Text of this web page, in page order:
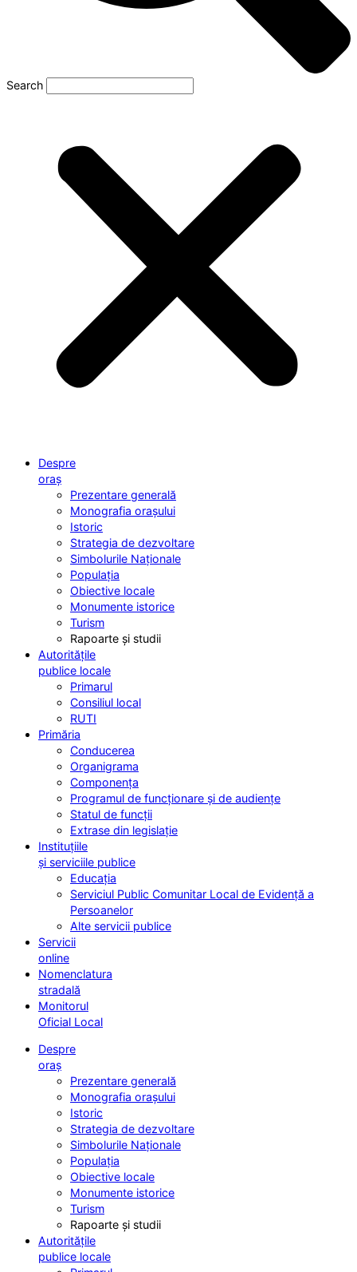
Search
Despre
oraș
Prezentare generală
Monografia orașului
Istoric
Strategia de dezvoltare
Simbolurile Naționale
Populația
Obiective locale
Monumente istorice
Turism
Rapoarte și studii
Autoritățile
publice locale
Primarul
Consiliul local
RUTI
Primăria
Conducerea
Organigrama
Componența
Programul de funcționare și de audiențe
Statul de funcții
Extrase din legislație
Instituțiile
și serviciile publice
Educația
Serviciul Public Comunitar Local de Evidență a
Persoanelor
Alte servicii publice
Servicii
online
Nomenclatura
stradală
Monitorul
Oficial Local
Despre
oraș
Prezentare generală
Monografia orașului
Istoric
Strategia de dezvoltare
Simbolurile Naționale
Populația
Obiective locale
Monumente istorice
Turism
Rapoarte și studii
Autoritățile
publice locale